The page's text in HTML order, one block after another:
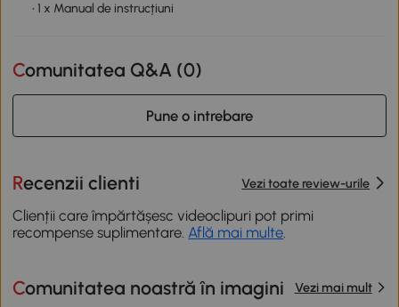
• 1 x Manual de instrucțiuni
Comunitatea Q&A (0)
Pune o intrebare
Recenzii clienti Vezi toate review-urile
Clienții care împărtășesc videoclipuri pot primi
recompense suplimentare. Află mai multe.
Comunitatea noastră în imagini Vezi mai mult